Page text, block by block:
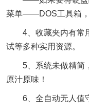
菜单——DOS工具箱，
4、收藏夹内有常用
试等多种实用资源。
5、系统未做精简，
原汁原味！
6、全自动无人值守